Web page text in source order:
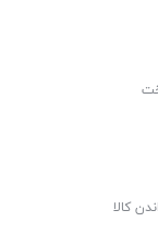
کالا